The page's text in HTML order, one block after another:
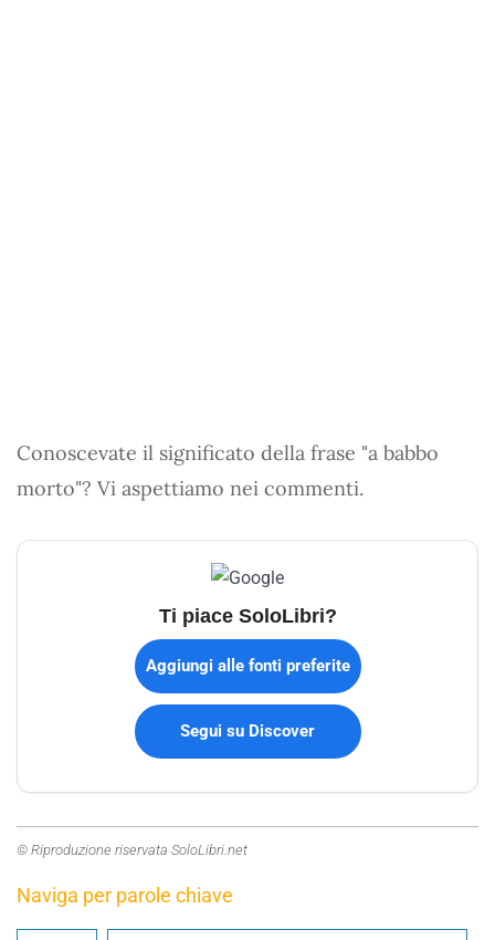
Conoscevate il significato della frase "a babbo
morto"? Vi aspettiamo nei commenti.
Ti piace SoloLibri?
Aggiungi alle fonti preferite
Segui su Discover
© Riproduzione riservata SoloLibri.net
Naviga per parole chiave